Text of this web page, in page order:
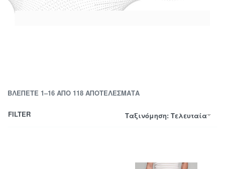
ΒΛΈΠΕΤΕ 1–16 ΑΠΌ 118 ΑΠΟΤΕΛΈΣΜΑΤΑ
Ταξινόμηση: Τελευταία
FILTER